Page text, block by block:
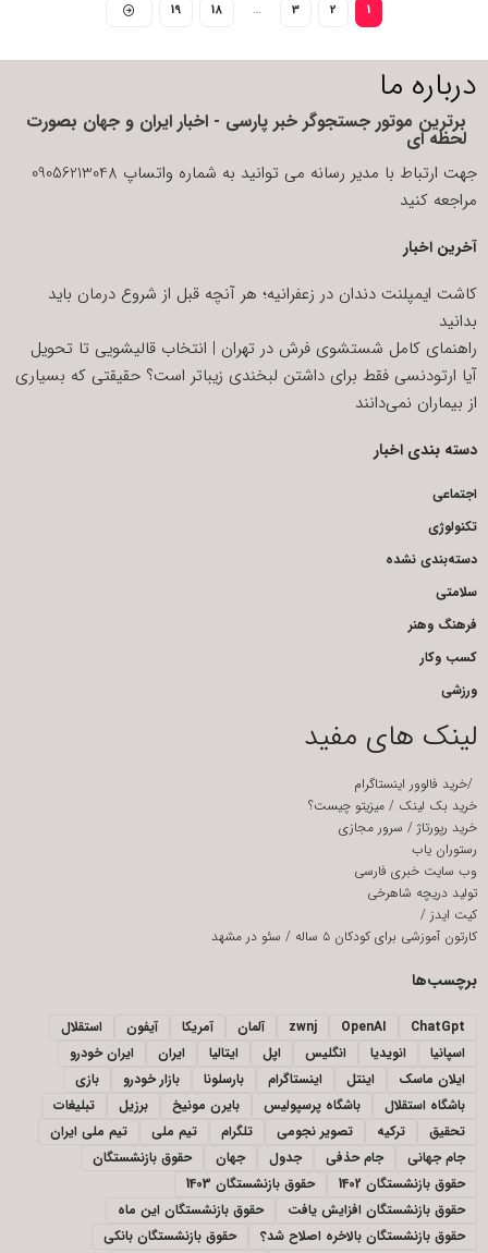
1
2
3
…
18
19
درباره ما
برترین موتور جستجوگر خبر پارسی - اخبار ایران و جهان بصورت
لحظه ای
جهت ارتباط با مدیر رسانه می توانید به شماره واتساپ 09056213048
مراجعه کنید
آخرین اخبار
کاشت ایمپلنت دندان در زعفرانیه؛ هر آنچه قبل از شروع درمان باید
بدانید
راهنمای کامل شستشوی فرش در تهران | انتخاب قالیشویی تا تحویل
آیا ارتودنسی فقط برای داشتن لبخندی زیباتر است؟ حقیقتی که بسیاری
از بیماران نمی‌دانند
دسته بندی اخبار
اجتماعی
تکنولوژی
دسته‌بندی نشده
سلامتی
فرهنگ وهنر
کسب وکار
ورزشی
لینک های مفید
/خرید فالوور اینستاگرام
خرید بک لینک / میزیتو چیست؟
خرید رپورتاژ / سرور مجازی
رستوران یاب
وب سایت خبری فارسی
تولید دریچه شاهرخی
کیت ایدز /
کارتون آموزشی برای کودکان ۵ ساله
/ سئو در مشهد
برچسب‌ها
ChatGpt
OpenAI
zwnj آلمان آمریکا آیفون
استقلال
اسپانیا
انویدیا انگلیس اپل ایتالیا ایران
ایران خودرو
ایلان ماسک
اینتل اینستاگرام بارسلونا بازار خودرو
بازی
باشگاه استقلال
باشگاه پرسپولیس بایرن مونیخ برزیل
تبلیغات
تحقیق
ترکیه تصویر نجومی تلگرام تیم ملی
تیم ملی ایران
جام جهانی
جام حذفی جدول جهان
حقوق بازنشستگان
حقوق بازنشستگان 1402
حقوق بازنشستگان 1403
حقوق بازنشستگان افزایش یافت
حقوق بازنشستگان این ماه
حقوق بازنشستگان بالاخره اصلاح شد؟
حقوق بازنشستگان بانکی